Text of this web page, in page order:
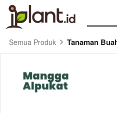
Semua Produk Tanaman